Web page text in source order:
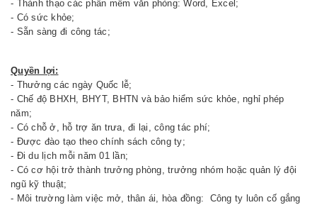
- Thành thạo các phần mềm văn phòng: Word, Excel;
- Có sức khỏe;
- Sẵn sàng đi công tác;
Quyền lợi:
- Thưởng các ngày Quốc lễ;
- Chế độ BHXH, BHYT, BHTN và bảo hiểm sức khỏe, nghỉ phép
năm;
- Có chỗ ở, hỗ trợ ăn trưa, đi lại, công tác phí;
- Được đào tạo theo chính sách công ty;
- Đi du lịch mỗi năm 01 lần;
- Có cơ hội trở thành trưởng phòng, trưởng nhóm hoặc quản lý đội
ngũ kỹ thuật;
- Môi trường làm việc mở, thân ái, hòa đồng: Công ty luôn cố gắng